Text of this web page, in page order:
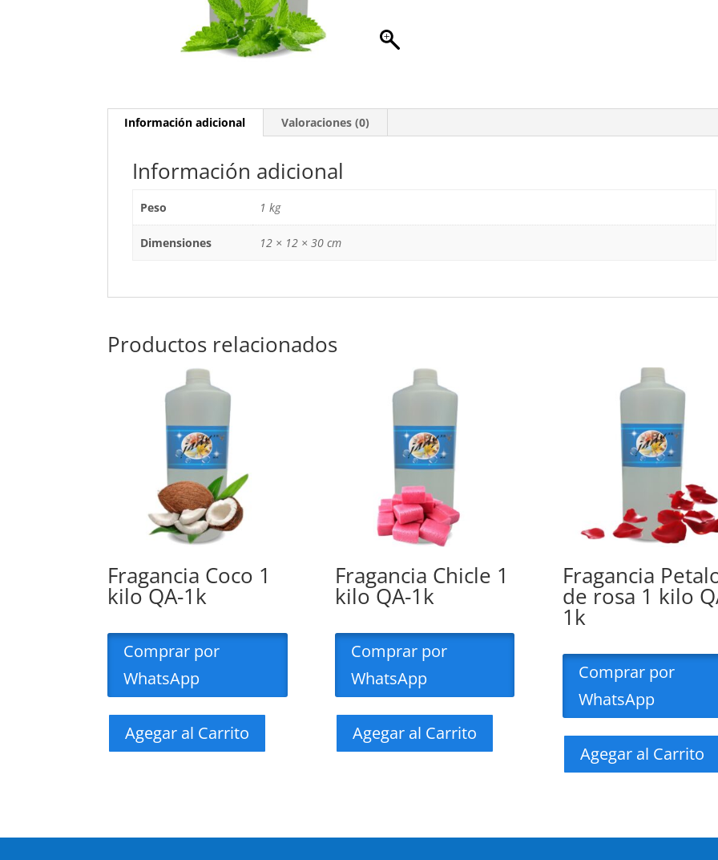
Información adicional Valoraciones (0)
Información adicional
Peso 1 kg
Dimensiones 12 × 12 × 30 cm
Productos relacionados
Fragancia Coco 1
kilo QA-1k
Comprar por
WhatsApp
Agegar al Carrito
Fragancia Chicle 1
kilo QA-1k
Comprar por
WhatsApp
Agegar al Carrito
Fragancia
de rosa 1 kilo
1k
Comprar por
WhatsApp
Agegar al Carrito